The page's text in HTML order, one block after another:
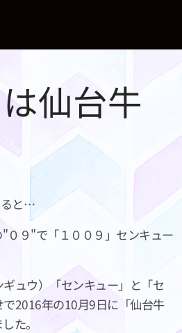
仙台牛
ると…
０９"で「１００９」センキュー
ュウ）「センキュー」と「セ
2016年の10月9日に「仙台牛
た。